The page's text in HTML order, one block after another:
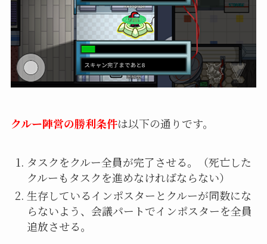
クルー陣営の勝利条件は以下の通りです。
タスクをクルー全員が完了させる。（死亡した
クルーもタスクを進めなければならない）
生存しているインポスターとクルーが同数にな
らないよう、会議パートでインポスターを全員
追放させる。